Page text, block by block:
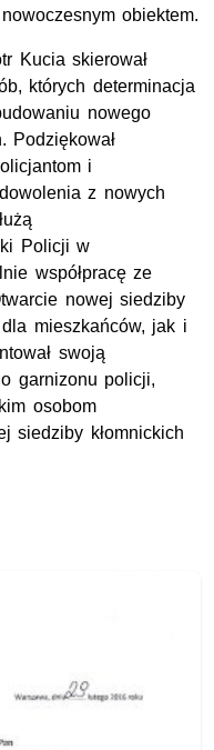
obiektem.
Kucia skierował
których determinacja
nowego
Podziękował
i
z nowych
Policji w
współpracę ze
nowej siedziby
mieszkańców, jak i
swoją
garnizonu policji,
osobom
siedziby kłomnickich